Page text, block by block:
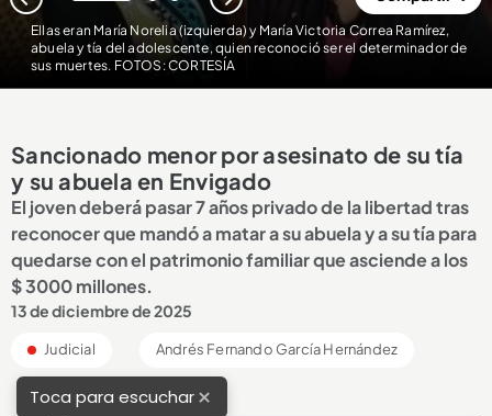
Ellas eran María Norelia (izquierda) y María Victoria Correa Ramírez,
abuela y tía del adolescente, quien reconoció ser el determinador de
sus muertes. FOTOS: CORTESÍA
Sancionado menor por asesinato de su tía
y su abuela en Envigado
El joven deberá pasar 7 años privado de la libertad tras
reconocer que mandó a matar a su abuela y a su tía para
quedarse con el patrimonio familiar que asciende a los
$ 3000 millones.
13 de diciembre de 2025
Judicial Andrés Fernando García Hernández
Toca para escuchar×